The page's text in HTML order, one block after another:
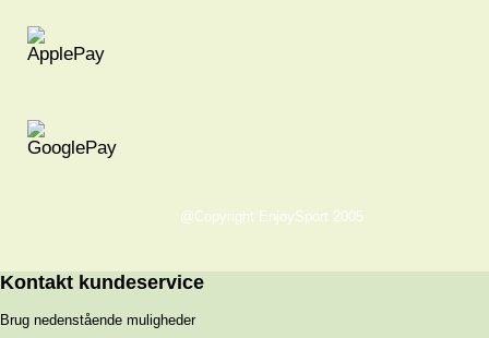
@Copyright EnjoySport 2005
Kontakt kundeservice
Brug nedenstående muligheder